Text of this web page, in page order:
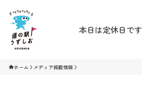
本日は定休日です
ホーム メディア掲載情報